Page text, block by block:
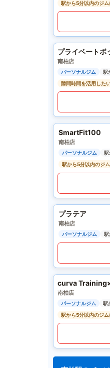
駅から5分以内のジ
プライベート
南柏店
パーソナルジム
駅
隙間時間を活用した
SmartFit100
南柏店
パーソナルジム
駅
駅から5分以内のジ
プラテア
南柏店
パーソナルジム 駅
curva
南柏店
パーソナルジム
駅
駅から5分以内のジ